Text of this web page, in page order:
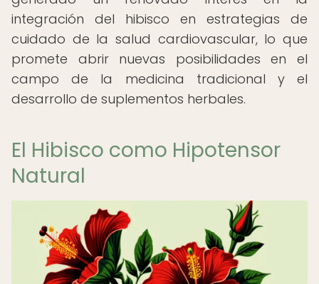
integración del hibisco en estrategias de
cuidado de la salud cardiovascular, lo que
promete abrir nuevas posibilidades en el
campo de la medicina tradicional y el
desarrollo de suplementos herbales.
El Hibisco como Hipotensor
Natural